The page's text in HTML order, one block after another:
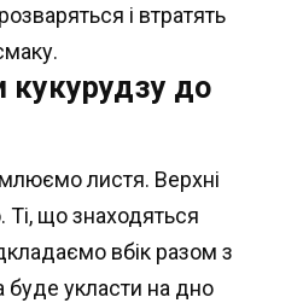
і втратять
кукурудзу до
листя. Верхні
що знаходяться
вбік разом з
буде укласти на дно